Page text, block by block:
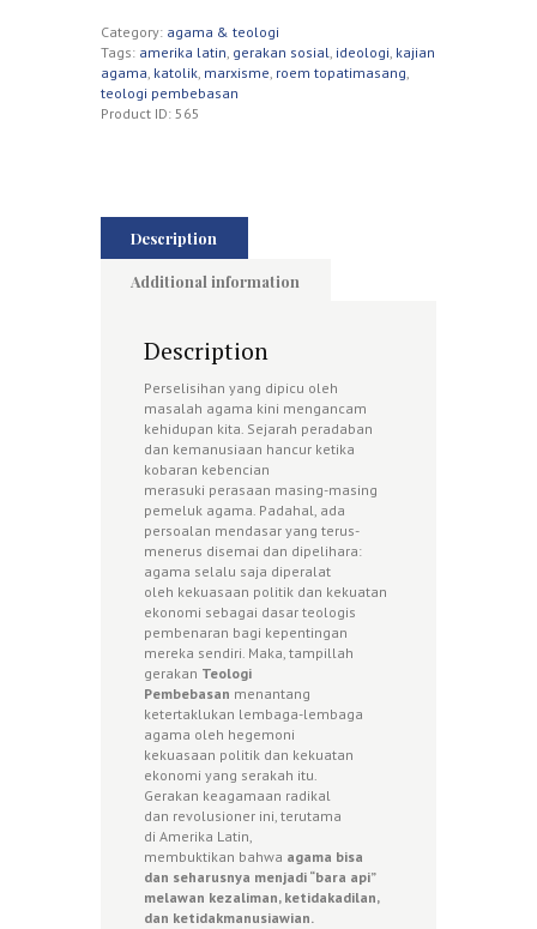
Category: agama & teologi
Tags: amerika latin gerakan sosial ideologi kajian
agama katolik marxisme roem topatimasang
teologi pembebasan
Product ID: 565
Description
Additional information
Description
Perselisihan yang dipicu oleh
masalah agama kini mengancam
kehidupan kita. Sejarah peradaban
dan kemanusiaan hancur ketika
kobaran kebencian
merasuki perasaan masing-masing
pemeluk agama. Padahal, ada
persoalan mendasar yang terus-
menerus disemai dan dipelihara:
agama selalu saja diperalat
oleh kekuasaan politik dan kekuatan
ekonomi sebagai dasar teologis
pembenaran bagi kepentingan
mereka sendiri. Maka, tampillah
gerakan Teologi
Pembebasan menantang
ketertaklukan lembaga-lembaga
agama oleh hegemoni
kekuasaan politik dan kekuatan
ekonomi yang serakah itu.
Gerakan keagamaan radikal
dan revolusioner ini, terutama
di Amerika Latin,
membuktikan bahwa agama bisa
dan seharusnya menjadi “bara api”
melawan kezaliman, ketidakadilan,
dan ketidakmanusiawian.